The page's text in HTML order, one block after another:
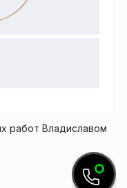
работ Владиславом